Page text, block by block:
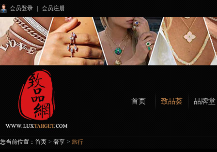
会员登录 会员注册
首页 致品荟 品牌堂
您当前位置： 首页 > 奢享 > 旅行